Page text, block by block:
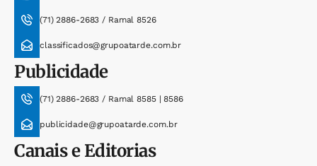
(71) 2886-2683 / Ramal 8526
classificados@grupoatarde.com.br
Publicidade
(71) 2886-2683 / Ramal 8585 | 8586
publicidade@grupoatarde.com.br
Canais e Editorias